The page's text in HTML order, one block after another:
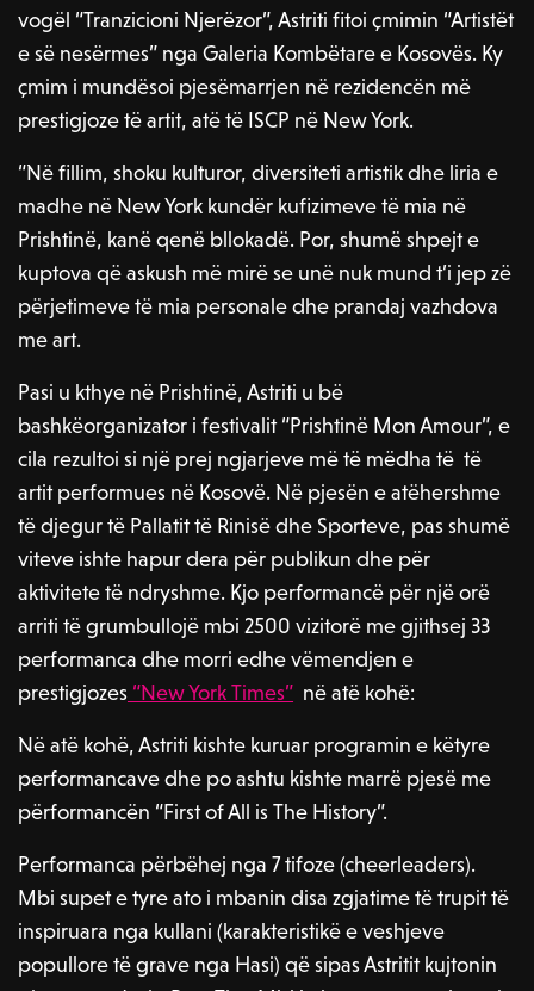
vogël “Tranzicioni Njerëzor”, Astriti fitoi çmimin “Artistët
e së nesërmes” nga Galeria Kombëtare e Kosovës. Ky
çmim i mundësoi pjesëmarrjen në rezidencën më
prestigjoze të artit, atë të ISCP në New York.
“Në fillim, shoku kulturor, diversiteti artistik dhe liria e
madhe në New York kundër kufizimeve të mia në
Prishtinë, kanë qenë bllokadë. Por, shumë shpejt e
kuptova që askush më mirë se unë nuk mund t’i jep zë
përjetimeve të mia personale dhe prandaj vazhdova
me art.
Pasi u kthye në Prishtinë, Astriti u bë
bashkëorganizator i festivalit “Prishtinë Mon Amour”, e
cila rezultoi si një prej ngjarjeve më të mëdha të të
artit performues në Kosovë. Në pjesën e atëhershme
të djegur të Pallatit të Rinisë dhe Sporteve, pas shumë
viteve ishte hapur dera për publikun dhe për
aktivitete të ndryshme. Kjo performancë për një orë
arriti të grumbullojë mbi 2500 vizitorë me gjithsej 33
performanca dhe morri edhe vëmendjen e
prestigjozes “New York Times” në atë kohë:
Në atë kohë, Astriti kishte kuruar programin e këtyre
performancave dhe po ashtu kishte marrë pjesë me
përformancën “First of All is The History”.
Performanca përbëhej nga 7 tifoze (cheerleaders).
Mbi supet e tyre ato i mbanin disa zgjatime të trupit të
inspiruara nga kullani (karakteristikë e veshjeve
popullore të grave nga Hasi) që sipas Astritit kujtonin